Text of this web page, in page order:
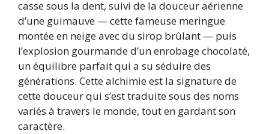
casse sous la dent, suivi de la douceur aérienne
d’une guimauve — cette fameuse meringue
montée en neige avec du sirop brûlant — puis
l’explosion gourmande d’un enrobage chocolaté,
un équilibre parfait qui a su séduire des
générations. Cette alchimie est la signature de
cette douceur qui s’est traduite sous des noms
variés à travers le monde, tout en gardant son
caractère.